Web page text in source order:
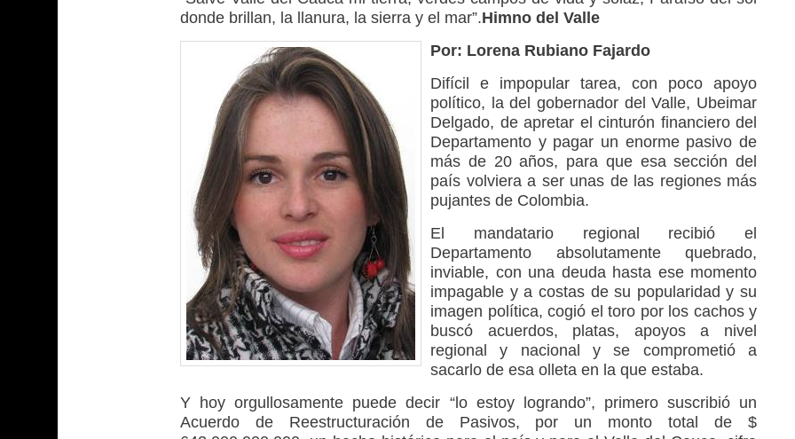
donde brillan, la llanura, la sierra y el mar”.Himno del Valle
Por: Lorena Rubiano Fajardo
Difícil e impopular tarea, con poco apoyo
político, la del gobernador del Valle, Ubeimar
Delgado, de apretar el cinturón financiero del
Departamento y pagar un enorme pasivo de
más de 20 años, para que esa sección del
país volviera a ser unas de las regiones más
pujantes de Colombia.
El mandatario regional recibió el
Departamento absolutamente quebrado,
inviable, con una deuda hasta ese momento
impagable y a costas de su popularidad y su
imagen política, cogió el toro por los cachos y
buscó acuerdos, platas, apoyos a nivel
regional y nacional y se comprometió a
sacarlo de esa olleta en la que estaba.
Y hoy orgullosamente puede decir “lo estoy logrando”, primero suscribió un
Acuerdo de Reestructuración de Pasivos, por un monto total de $